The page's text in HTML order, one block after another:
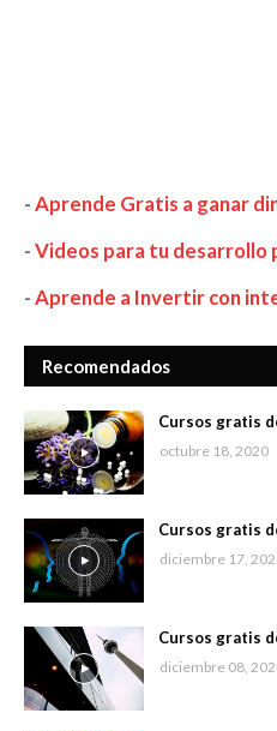
-Aprende Gratis a ganar
-Videos para tu desarrollo
-Aprende a Invertir con
Recomendados
Cursos gratis
octubre 18, 2020
Cursos gratis
diciembre 17,
Cursos gratis
diciembre 08,